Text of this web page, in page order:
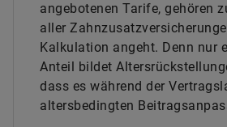
angebotenen Tarife, gehören
aller
Kalkulation angeht. Denn nur
Anteil bildet
dass es während der
altersbedingten